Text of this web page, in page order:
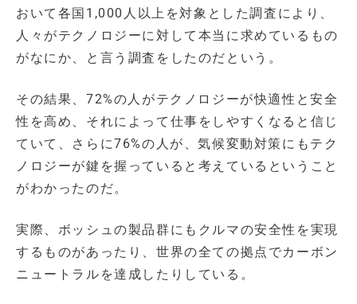
おいて各国1,000人以上を対象とした調査により、
人々がテクノロジーに対して本当に求めているもの
がなにか、と言う調査をしたのだという。
その結果、72%の人がテクノロジーが快適性と安全
性を高め、それによって仕事をしやすくなると信じ
ていて、さらに76%の人が、気候変動対策にもテク
ノロジーが鍵を握っていると考えているということ
がわかったのだ。
実際、ボッシュの製品群にもクルマの安全性を実現
するものがあったり、世界の全ての拠点でカーボン
ニュートラルを達成したりしている。